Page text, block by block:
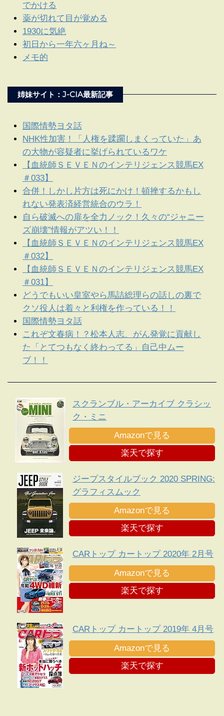
でかける
薬が切れて目が覚める
1930に気絶
初日から一年六ヶ月ね～
メモ的
姉妹サイト：J-CIA最新記事
国際情勢ヨタ話
NHK性加害！「人権を蹂躙しまくっていた」あ
の大物が容疑者に挙げられているワケ
【血統師ＳＥＶＥＮのインテリジェンス競馬EX
＃033】
合併！しかし片方は死にかけ！頓挫するかもし
れない発表済経営統合のウラ！
自ら破滅への扉を全力ノック！久々の“ジャニー
ズ崩壊”情報がアツい！！
【血統師ＳＥＶＥＮのインテリジェンス競馬EX
＃032】
【血統師ＳＥＶＥＮのインテリジェンス競馬EX
＃031】
どうでもいい皇室やら馬詰総理らの話しの裏で
クソ役人は着々と利権を作っている！！
国際情勢ヨタ話
これぞ文春病！？松本人志、がん発覚に貢献し
た「とてつもなく終わってる」自己中ムー
ブ！！
スクランブル・アーカイブ クラシッ
ク・ミニ
Amazonで見る
楽天で探す
ジープスタイルブック 2020 SPRING:
グラフィスムック
Amazonで見る
楽天で探す
CARトップ カートップ 2020年 2月号
Amazonで見る
楽天で探す
CARトップ カートップ 2019年 4月号
Amazonで見る
楽天で探す